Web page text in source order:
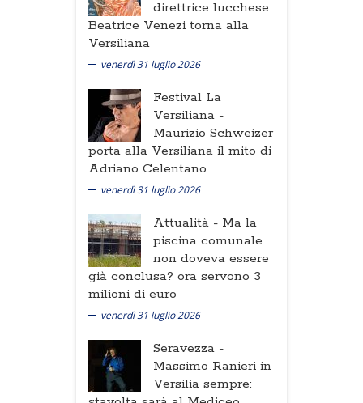
direttrice lucchese
Beatrice Venezi torna alla
Versiliana
venerdì 31 luglio 2026
Festival La
Versiliana -
Maurizio Schweizer
porta alla Versiliana il mito di
Adriano Celentano
venerdì 31 luglio 2026
Attualità - Ma la
piscina comunale
non doveva essere
già conclusa? ora servono 3
milioni di euro
venerdì 31 luglio 2026
Seravezza -
Massimo Ranieri in
Versilia sempre: